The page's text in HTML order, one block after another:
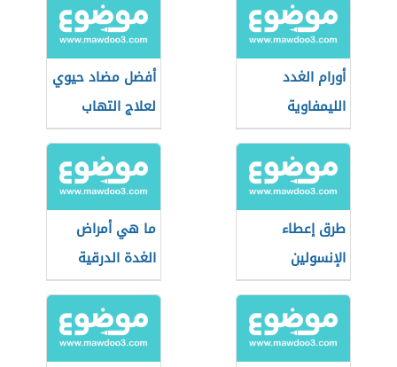
أورام الغدد
الليمفاوية
أفضل مضاد حيوي
لعلاج التهاب
البروستاتا
طرق إعطاء
الإنسولين
ما هي أمراض
الغدة الدرقية